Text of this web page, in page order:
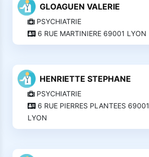
GLOAGUEN VALERIE
PSYCHIATRIE
6 RUE MARTINIERE 69001 LYON
HENRIETTE STEPHANE
PSYCHIATRIE
6 RUE PIERRES PLANTEES 69001
LYON